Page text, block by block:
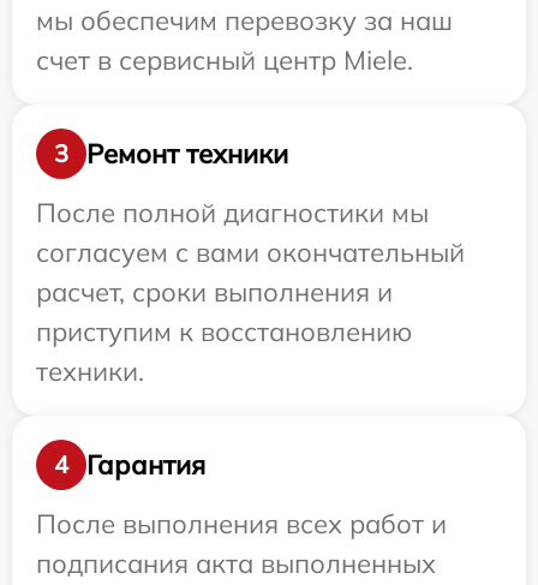
мы обеспечим перевозку за наш
счет в сервисный центр Miele.
3
Ремонт техники
После полной диагностики мы
согласуем с вами окончательный
расчет, сроки выполнения и
приступим к восстановлению
техники.
4
Гарантия
После выполнения всех работ и
подписания акта выполненных